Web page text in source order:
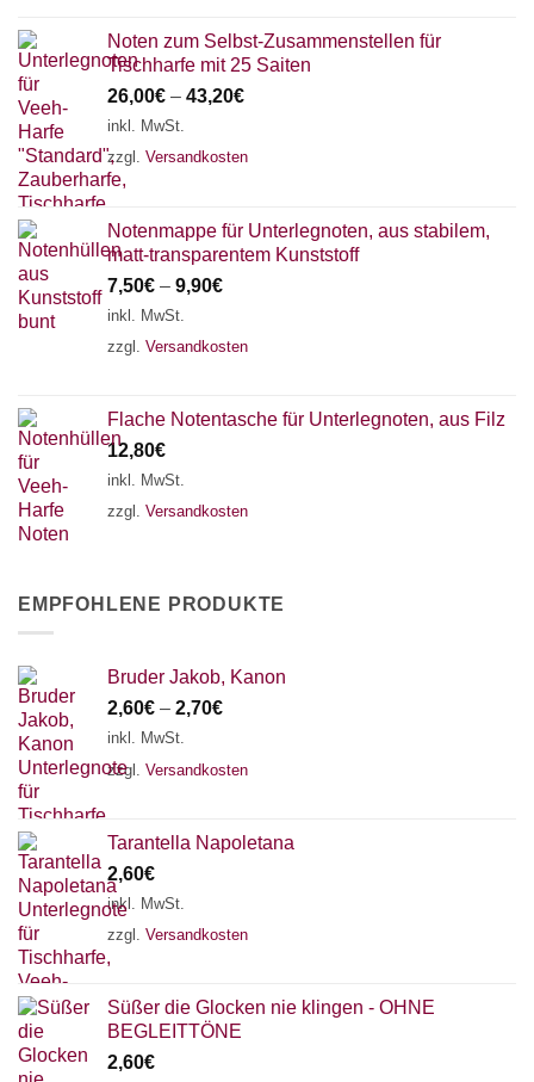
Noten zum Selbst-Zusammenstellen für
Tischharfe mit 25 Saiten
26,00€ – 43,20€
inkl. MwSt.
zzgl. Versandkosten
Notenmappe für Unterlegnoten, aus stabilem,
matt-transparentem Kunststoff
7,50€ – 9,90€
inkl. MwSt.
zzgl. Versandkosten
Flache Notentasche für Unterlegnoten, aus Filz
12,80€
inkl. MwSt.
zzgl. Versandkosten
EMPFOHLENE PRODUKTE
Bruder Jakob, Kanon
2,60€ – 2,70€
inkl. MwSt.
zzgl. Versandkosten
Tarantella Napoletana
2,60€
inkl. MwSt.
zzgl. Versandkosten
Süßer die Glocken nie klingen - OHNE
BEGLEITTÖNE
2,60€